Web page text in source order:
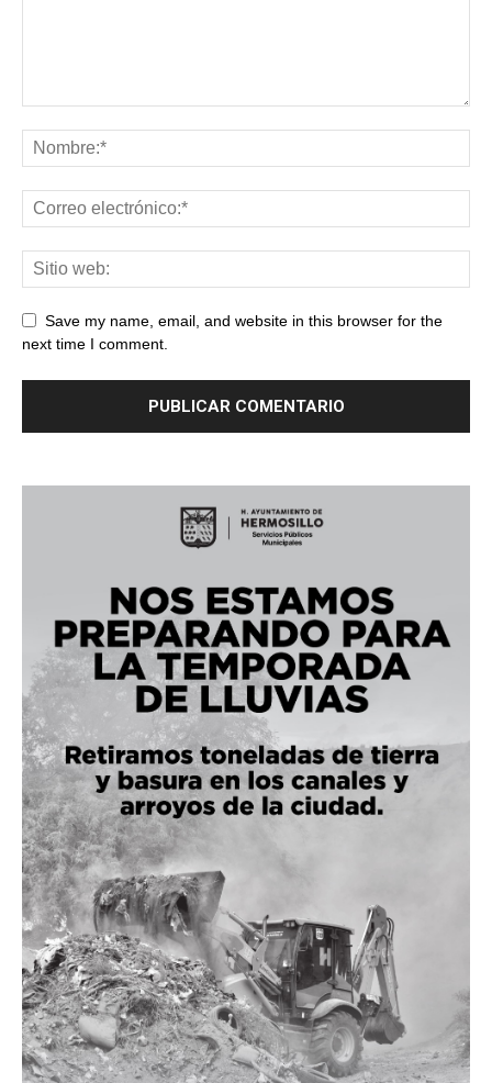
Save my name, email, and website in this browser for the
next time I comment.